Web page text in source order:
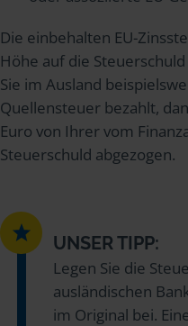
Die einbehalten EU-
Höhe auf die
Sie im Ausland
Quellensteuer bezahlt,
Euro von Ihrer vom
Steuerschuld abgezogen.
UNSER TIPP:
Legen Sie die
ausländischen
im Original bei.